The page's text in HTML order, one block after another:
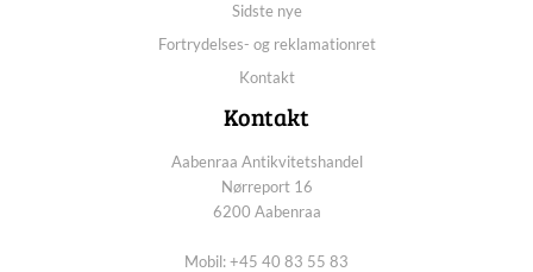
Sidste nye
Fortrydelses- og reklamationret
Kontakt
Kontakt
Aabenraa Antikvitetshandel
Nørreport 16
6200 Aabenraa
Mobil: +45 40 83 55 83